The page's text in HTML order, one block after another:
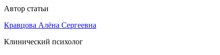
Автор статьи
Кравцова Алёна Сергеевна
Клинический психолог